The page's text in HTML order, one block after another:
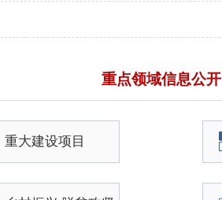
重点领域信息公开
重大建设项目